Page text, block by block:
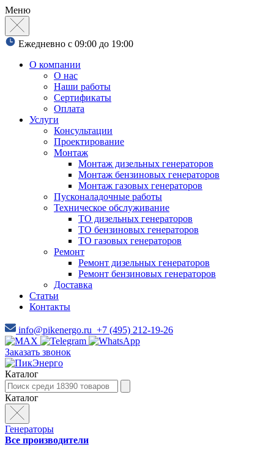
Меню
Ежедневно с 09:00 до 19:00
О компании
О нас
Наши работы
Сертификаты
Оплата
Услуги
Консультации
Проектирование
Монтаж
Монтаж дизельных генераторов
Монтаж бензиновых генераторов
Монтаж газовых генераторов
Пусконаладочные работы
Техническое обслуживание
ТО дизельных генераторов
ТО бензиновых генераторов
ТО газовых генераторов
Ремонт
Ремонт дизельных генераторов
Ремонт бензиновых генераторов
Доставка
Статьи
Контакты
info@pikenergo.ru +7 (495) 212-19-26
Заказать звонок
Каталог
Каталог
Генераторы
Все производители